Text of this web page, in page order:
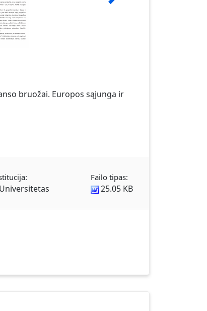
bruožai. Europos sąjunga ir
Failo tipas:
25.05 KB